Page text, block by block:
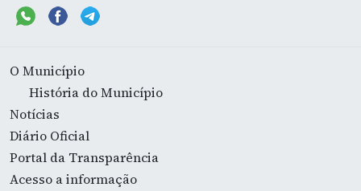
O Município
História do Município
Notícias
Diário Oficial
Portal da Transparência
Acesso a informação